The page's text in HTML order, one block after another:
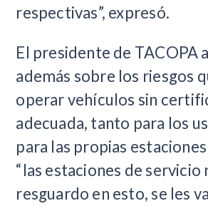
respectivas”, expresó.
El presidente de TACOPA
además sobre los riesgos
operar vehículos sin
adecuada, tanto para los
para las propias
“las estaciones de servicio
resguardo en esto, se les